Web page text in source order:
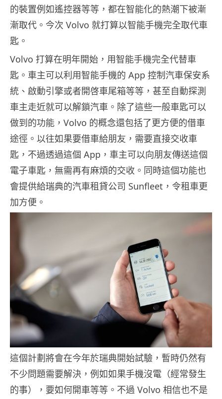
的裝置例如遙控器等等，都在智能化的熱潮下被漸
漸取代。今次 Volvo 就打算以智能手機完全取代車
匙。
Volvo 打算在明年開始，用智能手機完全代替車
匙。車主可以利用智能手機的 App 控制汽車保安系
統、啟動引擎或者開啓車尾箱等等，甚至自動探測
車主走近就可以解鎖汽車。除了這些一般車匙可以
做到的功能，Volvo 的概念還包括了更方便的借車
途徑。以往如果要借車給朋友，需要直接交收車
匙，不過透過這個 App，車主可以向朋友傳送這個
電子車匙，無需再有麻煩的交收。同時這個功能也
會提供給瑞典的汽車租貸公司 Sunfleet，令租車更
加方便。
這個計劃將會在今年於瑞典開始試驗，暫時仍然有
不少問題需要解決，例如如果手機沒電（經常發生
的事），要如何開車等等。不過 Volvo 相信也不是